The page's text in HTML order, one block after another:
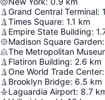
Grand Central Terminal: 1
Times Square: 1.1 km
Empire State Building:
Madison Square Garden:
The Metropolitan
Flatiron Building: 2.6 km
One World Trade Center:
Brooklyn Bridge: 6.5 km
Laguardia Airport: 8.7